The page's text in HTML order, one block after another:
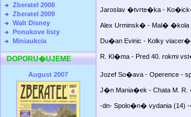
Zberatel 2008
Zberatel 2009
Walt Disney
Ponukove listy
Miniaukcia
DOPORU�UJEME
August 2007
Jaroslav �tvrte�ka -
Alex Urminsk� -
Du�an Evinic - Kolky
R. Kl�ma - Pred 40.
Jozef So�ava -
J�n Mania�ek - Chata
-dn- Spolo�n� vydania